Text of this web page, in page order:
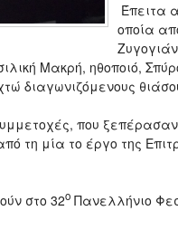
Έπειτα
οποία
Μακρή, ηθοποιό,
διαγωνιζόμενους
που
τη μία το έργο της
στο 32ο Πανελλήνιο